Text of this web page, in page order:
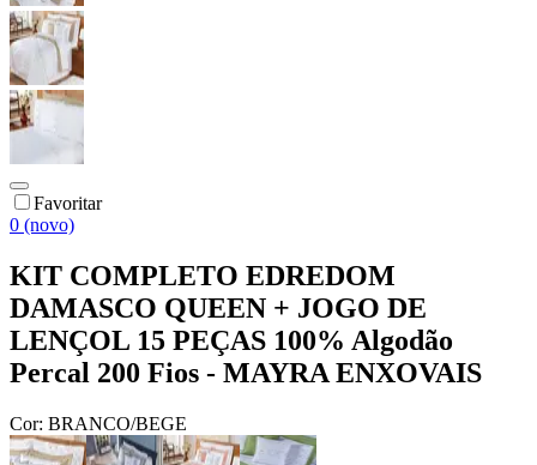
Favoritar
0 (novo)
KIT COMPLETO EDREDOM
DAMASCO QUEEN + JOGO DE
LENÇOL 15 PEÇAS 100% Algodão
Percal 200 Fios - MAYRA ENXOVAIS
Cor: BRANCO/BEGE